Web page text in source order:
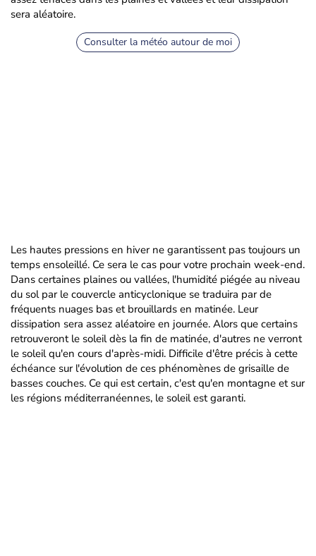
sera aléatoire.
Consulter la météo autour de moi
Les hautes pressions en hiver ne garantissent pas toujours un
temps ensoleillé. Ce sera le cas pour votre prochain week-end.
Dans certaines plaines ou vallées, l'humidité piégée au niveau
du sol par le couvercle anticyclonique se traduira par de
fréquents nuages bas et brouillards en matinée. Leur
dissipation sera assez aléatoire en journée. Alors que certains
retrouveront le soleil dès la fin de matinée, d'autres ne verront
le soleil qu'en cours d'après-midi. Difficile d'être précis à cette
échéance sur l'évolution de ces phénomènes de grisaille de
basses couches. Ce qui est certain, c'est qu'en montagne et sur
les régions méditerranéennes, le soleil est garanti.